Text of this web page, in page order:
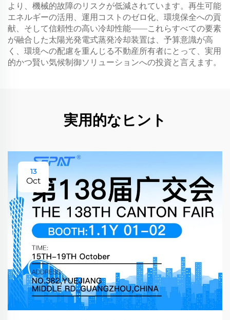
より、機械的故障のリスクが低減されています。再生可能
エネルギーの活用、運用コストのゼロ化、環境保全への貢
献、そして信頼性の高い冷却性能——これらすべての要素
が融合した太陽光発電式蒸発冷却装置は、予算意識が高
く、環境への配慮を重んじる不動産所有者にとって、実用
的かつ賢い気候制御ソリューションへの投資と言えます。
実用的なヒント
13
Oct